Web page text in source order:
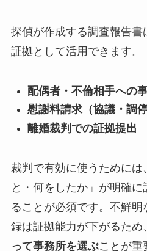
探偵が作成する調査報告書
証拠として活用できます。
配偶者・不倫相手への
慰謝料請求（協議・調停
離婚裁判での証拠提出
裁判で有効に使うために
と・何をしたか」が明確
ることが必須です。不鮮
録は証拠能力が下がるため、
って事務所を選ぶことが重